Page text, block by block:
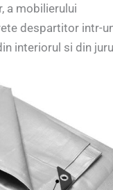
a mobilierului
despartitor intr-
interiorul si din